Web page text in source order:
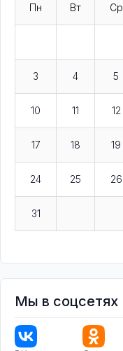
Пн Вт Ср
3 4 5
10 11 12
17 18 19
24 25 26
31
Мы в соцсетях